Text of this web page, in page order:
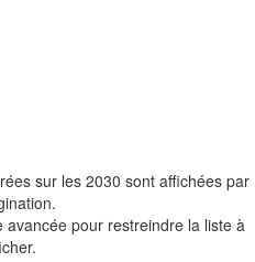
sur les 2030 sont affichées par
pour restreindre la liste à